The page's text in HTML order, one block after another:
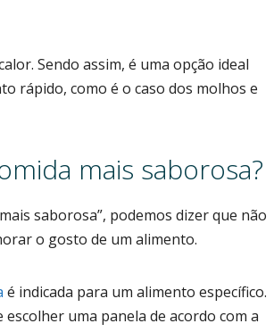
Sendo assim, é uma opção ideal
rápido, como é o caso dos molhos e
mais saborosa?
saborosa”, podemos dizer que não
o gosto de um alimento.
é indicada para um alimento específico.
uma panela de acordo com a